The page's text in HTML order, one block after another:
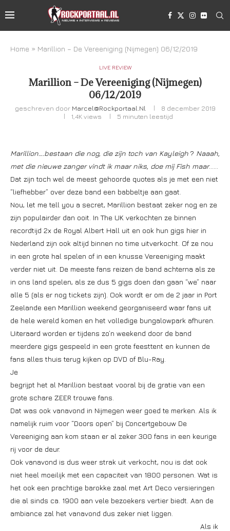
Home » Marillion – De Vereeniging (Nijmegen) 06/12/2019
LIVE REVIEW
Marillion – De Vereeniging (Nijmegen)
06/12/2019
geschreven door Marcel@rockportaal.nl
8 december 2019
1,4K views 5 minuten leestijd
Marillion….bestaan die nog, die zijn toch van Kayleigh ? Naaah,
met die nieuwe zanger vindt ik maar niks, doe mij Fish maar……
Dat zijn toch wel de meest gehoorde quotes als je met een niet
“liefhebber” over deze band een babbeltje aan gaat.
Nou, let me tell you a secret, Marillion bestaat zeker nog en ze
zijn populairder dan ooit. In The UK verkochten ze binnen
recordtijd 2x de Royal Albert Hall uit en ook hun gigs hier in
Nederland zijn ook altijd binnen no time uitverkocht. Of ze nou
in een grote hal spelen of in een knusse Vereeniging maakt
verder niet uit. De meeste fans reizen de band achterna als ze
in ons land spelen, als ze dus 5 gigs doen dan gaan “we” naar
alle 5 (als er nog tickets zijn). Ook wordt er om de 2 jaar in Port
Zeelande een Marillion weekend georganiseerd waar fans uit
de hele wereld komen en het volledige bungalowpark afhuren.
Uiteraard worden er tijdens zo’n weekend door de band
meerdere gigs gespeeld in een grote feesttent en kunnen de
fans alles thuis terug kijken op DVD of Blu-Ray.
Je
begrijpt het al Marillion bestaat vooral bij de gratie van een
grote schare ZEER trouwe fans.
Dat was ook vanavond in Nijmegen weer goed te merken. Als ik
namelijk ruim voor “Doors open” bij Concertgebouw De
Vereeniging aan kom staan er al zeker 300 fans in een keurige
rij voor de deur.
Ook vanavond is dus weer strak uit verkocht, nou is dat ook
niet heel moeilijk met een capaciteit van 1800 personen. Wat is
het ook een prachtige barokke zaal met Art Deco versieringen
die al sinds ca. 1900 aan vele bezoekers vertier biedt. Aan de
ambiance zal het vanavond dus zeker niet liggen.
Als ik